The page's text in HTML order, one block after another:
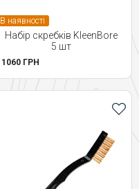
В наявності
Набір скребків KleenBore
5 шт
1060 ГРН